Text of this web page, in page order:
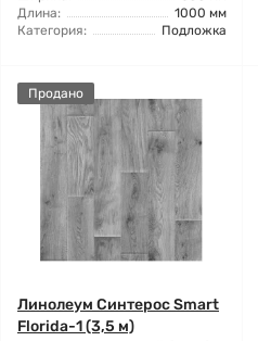
Длина:
1000 мм
Категория:
Подложка
Продано
Линолеум Синтерос Smart
Florida-1 (3,5 м)